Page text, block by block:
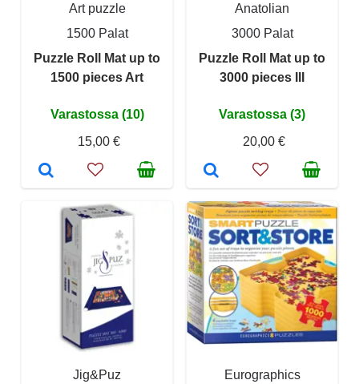
Art puzzle
1500 Palat
Puzzle Roll Mat up to
1500 pieces Art
Varastossa (10)
15,00 €
Anatolian
3000 Palat
Puzzle Roll Mat up to
3000 pieces III
Varastossa (3)
20,00 €
Jig&Puz
Eurographics